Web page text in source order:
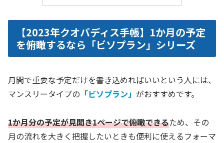
【2023年クオバディス手帳】1か月の予定
を俯瞰するなら「ビソプラン」シリーズ
月間で重要な予定だけを書き込めればいいという人には、
マンスリータイプの 「ビソプラン」 がおすすめです。
1か月分の予定が見開き1ページで俯瞰できるため、その
月の流れを大きく把握したいときも便利に使えるフォーマ